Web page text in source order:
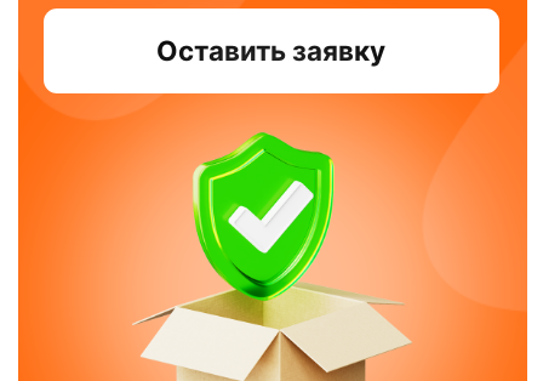
Оставить заявку
Онлайн-касса MSPOS‑K
Онлайн-касса MSPOS‑D‑Ф
Онлайн-касса MSPOS‑E‑РФ